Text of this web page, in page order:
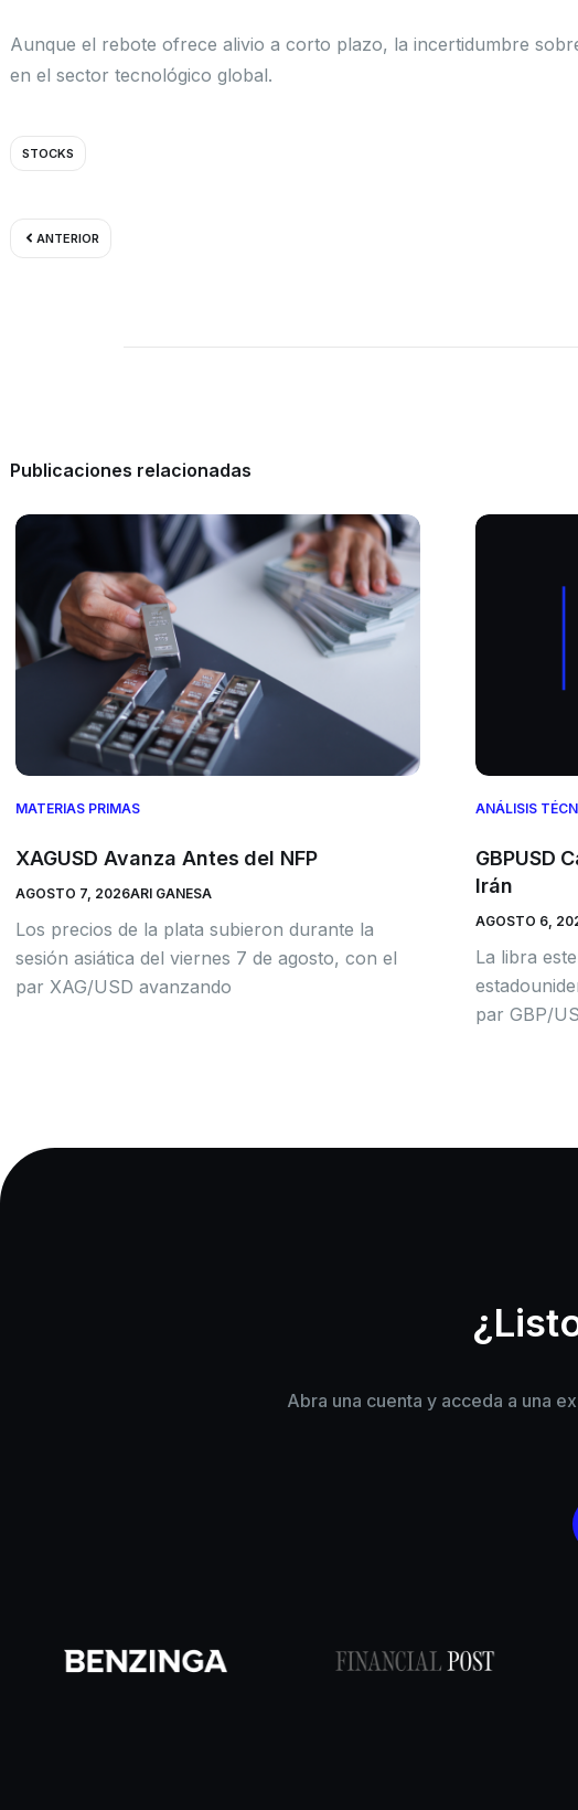
Aunque el rebote ofrece alivio a corto plazo, la incertidumbre
en el sector tecnológico global.
STOCKS
ANTERIOR
Publicaciones relacionadas
MATERIAS PRIMAS
XAGUSD Avanza Antes del NFP
AGOSTO 7, 2026ARI GANESA
Los precios de la plata subieron durante la
sesión asiática del viernes 7 de agosto, con el
par XAG/USD avanzando
ANÁLISIS
GBPUSD
Irán
AGOSTO 6,
La libra
par GBP/
Abra una cuenta y acceda a una